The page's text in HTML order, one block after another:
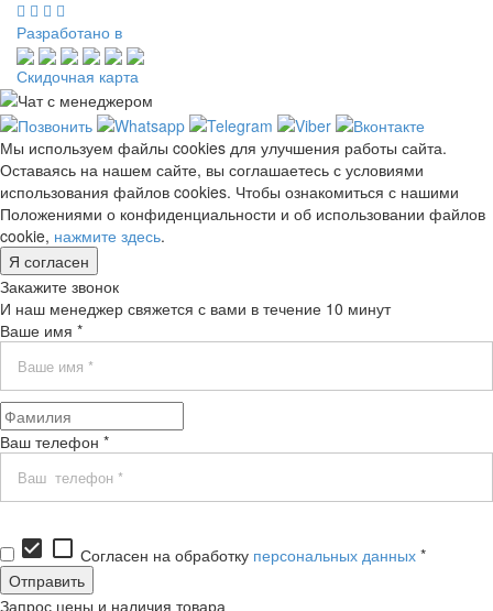
Разработано в
Скидочная карта
Мы используем файлы cookies для улучшения работы сайта.
Оставаясь на нашем сайте, вы соглашаетесь с условиями
использования файлов cookies. Чтобы ознакомиться с нашими
Положениями о конфиденциальности и об использовании файлов
cookie, нажмите здесь.
Я согласен
Закажите звонок
И наш менеджер свяжется с вами в течение 10 минут
Ваше имя *
Ваш телефон *
check_box check_box_outline_blank Согласен на обработку персональных данных *
Запрос цены и наличия товара